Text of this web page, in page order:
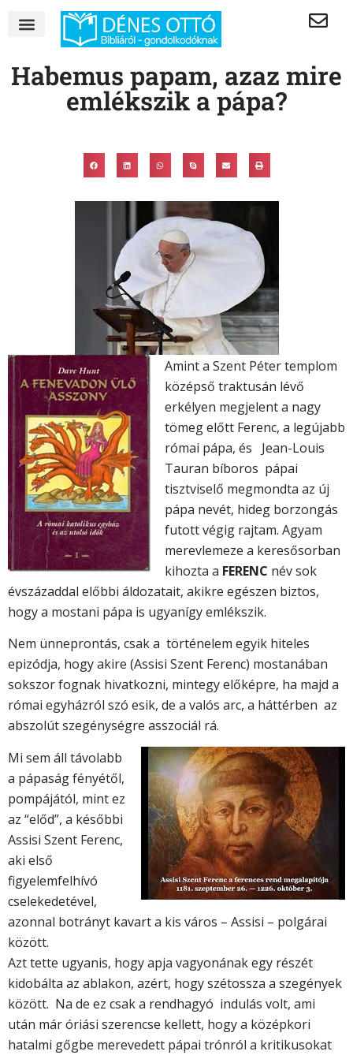
Habemus papam, azaz mire
emlékszik a pápa?
Amint a Szent Péter templom
középső traktusán lévő
erkélyen megjelent a nagy
tömeg előtt Ferenc, a legújabb
római pápa, és Jean-Louis
Tauran bíboros pápai
tisztviselő megmondta az új
pápa nevét, hideg borzongás
futott végig rajtam. Agyam
merevlemeze a keresősorban
kihozta a FERENC név sok
évszázaddal előbbi áldozatait, akikre egészen biztos,
hogy a mostani pápa is ugyanígy emlékszik.
Nem ünneprontás, csak a történelem egyik hiteles
epizódja, hogy akire (Assisi Szent Ferenc) mostanában
sokszor fognak hivatkozni, mintegy előképre, ha majd a
római egyházról szó esik, de a valós arc, a háttérben az
abszolút szegénységre asszociál rá.
Mi sem áll távolabb
a pápaság fényétől,
pompájától, mint ez
az “előd”, a későbbi
Assisi Szent Ferenc,
aki első
figyelemfelhívó
cselekedetével,
azonnal botrányt kavart a kis város – Assisi – polgárai
között.
Azt tette ugyanis, hogy apja vagyonának egy részét
kidobálta az ablakon, azért, hogy szétossza a szegények
között. Na de ez csak a rendhagyó indulás volt, ami
után már óriási szerencse kellett, hogy a középkori
hatalmi gőgbe merevedett pápai trónról a kritikusokat